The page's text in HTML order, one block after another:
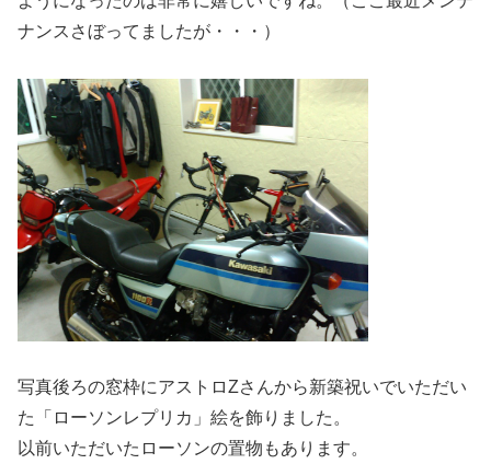
ナンスさぼってましたが・・・）
写真後ろの窓枠にアストロZさんから新築祝いでいただい
た「ローソンレプリカ」絵を飾りました。
以前いただいたローソンの置物もあります。